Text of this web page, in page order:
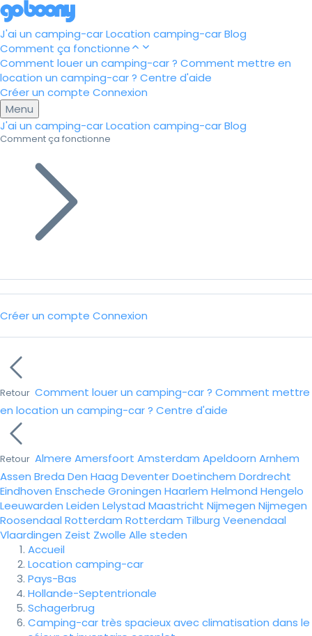
J'ai un camping-carLocation camping-carBlog
Comment ça fonctionne
Comment louer un camping-car ? Comment mettre en
location un camping-car ? Centre d'aide
Créer un compte Connexion
Menu
J'ai un camping-carLocation camping-carBlog
Comment ça fonctionne
Créer un compte Connexion
Retour Comment louer un camping-car ? Comment mettre
en location un camping-car ? Centre d'aide
Retour Almere Amersfoort Amsterdam Apeldoorn Arnhem
Assen Breda Den Haag DeventerDoetinchem Dordrecht
Eindhoven Enschede Groningen Haarlem Helmond Hengelo
Leeuwarden Leiden Lelystad Maastricht Nijmegen Nijmegen
Roosendaal Rotterdam Rotterdam Tilburg Veenendaal
Vlaardingen Zeist Zwolle Alle steden
Accueil
Location camping-car
Pays-Bas
Hollande-Septentrionale
Schagerbrug
Camping-car très spacieux avec climatisation dans le